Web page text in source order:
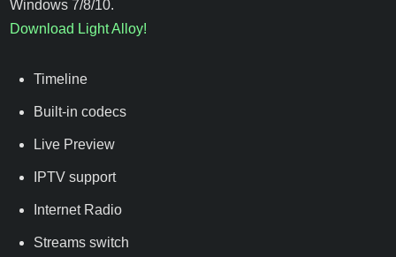
Windows 7/8/10.
Download Light Alloy!
Timeline
Built-in codecs
Live Preview
IPTV support
Internet Radio
Streams switch